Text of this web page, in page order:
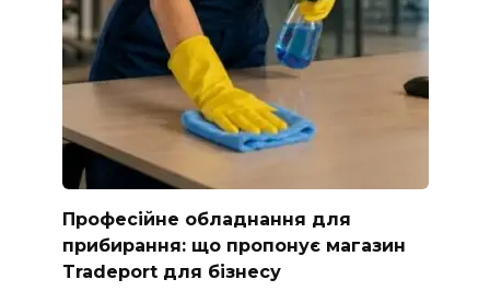
Професійне обладнання для
прибирання: що пропонує магазин
Tradeport для бізнесу